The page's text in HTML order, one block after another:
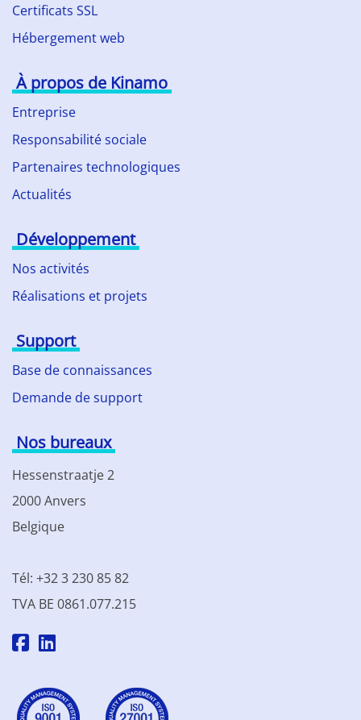
Certificats SSL
Hébergement web
À propos de Kinamo
Entreprise
Responsabilité sociale
Partenaires technologiques
Actualités
Développement
Nos activités
Réalisations et projets
Support
Base de connaissances
Demande de support
Nos bureaux
Hessenstraatje 2
2000 Anvers
Belgique
Tél: +32 3 230 85 82
TVA BE 0861.077.215